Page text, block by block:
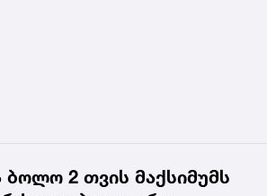
2 თვის მაქსიმუმს